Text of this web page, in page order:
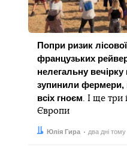
Попри ризик
французьких
нелегальну
зупинили фермери,
всіх гноєм. І ще три
Європи
Автор:Юлія Гира
Дата: два дні тому